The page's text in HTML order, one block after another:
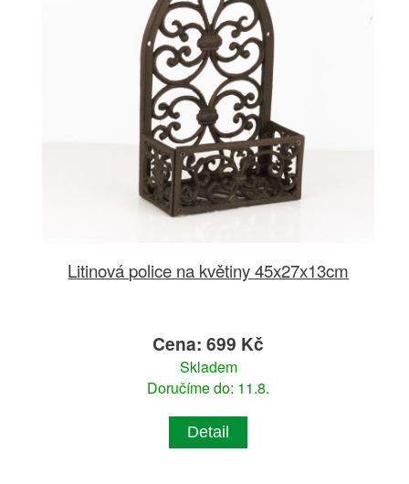
Litinová police na květiny 45x27x13cm
Cena: 699 Kč
Skladem
Doručíme do: 11.8.
Detail